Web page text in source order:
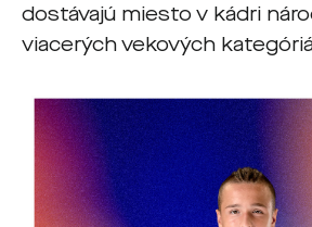
dostávajú miesto v kádri
viacerých vekových